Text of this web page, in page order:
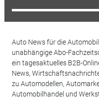
Auto News für die
unabhängige Abo-
ein tagesaktuelles B2B-
News,
zu Automodellen,
Automobilhandel und